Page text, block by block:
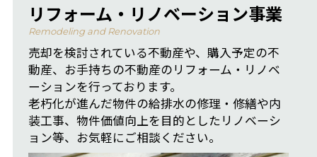
リフォーム・リノベーション事業
Remodeling and Renovation
売却を検討されている不動産や、購入予定の不
動産、お手持ちの不動産のリフォーム・リノベ
ーションを行っております。
老朽化が進んだ物件の給排水の修理・修繕や内
装工事、物件価値向上を目的としたリノベーシ
ョン等、お気軽にご相談ください。